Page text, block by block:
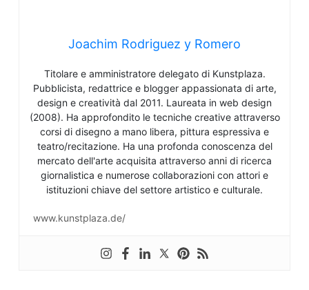
Joachim Rodriguez y Romero
Titolare e amministratore delegato di Kunstplaza.
Pubblicista, redattrice e blogger appassionata di arte,
design e creatività dal 2011. Laureata in web design
(2008). Ha approfondito le tecniche creative attraverso
corsi di disegno a mano libera, pittura espressiva e
teatro/recitazione. Ha una profonda conoscenza del
mercato dell'arte acquisita attraverso anni di ricerca
giornalistica e numerose collaborazioni con attori e
istituzioni chiave del settore artistico e culturale.
www.kunstplaza.de/